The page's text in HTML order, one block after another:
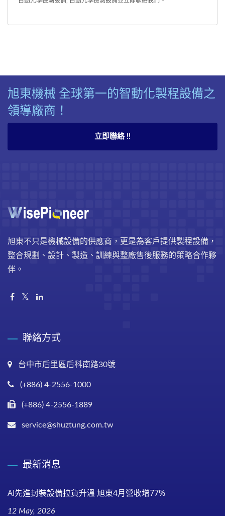
旭東機械 全球第一的智動化製程設備之
領導廠商！
立即聯絡 !!
旭東不只是機械設備的供應商，更是為客戶提供製程設備，
整合規劃、設計、製造、訓練與整廠售後服務的策略合作夥
伴。
聯絡方式
台中市后里區后科南路30號
(+886) 4-2556-1000
(+886) 4-2556-1889
service@shuztung.com.tw
最新消息
AI先進封裝設備拉貨升溫 旭東4月營收增77%
12 May, 2026